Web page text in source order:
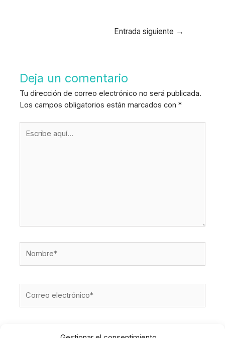
Entrada siguiente →
Deja un comentario
Tu dirección de correo electrónico no será publicada.
Los campos obligatorios están marcados con*
aquí...
electrónico*